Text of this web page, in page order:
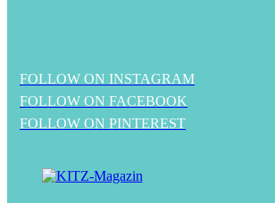
FOLLOW ON INSTAGRAM
FOLLOW ON FACEBOOK
FOLLOW ON PINTEREST